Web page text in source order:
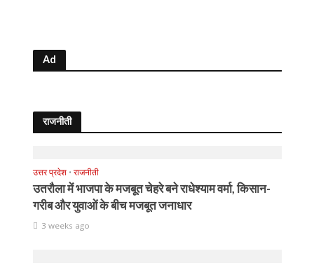
Ad
राजनीती
उत्तर प्रदेश • राजनीती
उतरौला में भाजपा के मजबूत चेहरे बने राधेश्याम वर्मा, किसान-
गरीब और युवाओं के बीच मजबूत जनाधार
3 weeks ago